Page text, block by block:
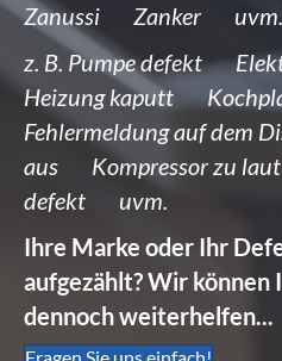
Zanussi Zanker uvm.
z. B. Pumpe defekt
Heizung kaputt
Fehlermeldung auf dem
aus Kompressor zu
defekt uvm.
Ihre Marke oder Ihr
aufgezählt? Wir können
dennoch weiterhelfen...